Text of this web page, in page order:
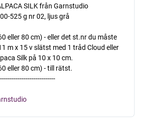
SILK från Garnstudio
525 g nr 02, ljus grå
eller 80 cm) - eller det st.nr du måste
m x 15 v slätst med 1 tråd Cloud eller
Silk på 10 x 10 cm.
eller 80 cm) - till rätst.